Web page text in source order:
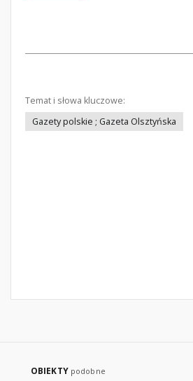
Temat i słowa kluczowe:
Gazety polskie ; Gazeta Olsztyńska
OBIEKTY podobne